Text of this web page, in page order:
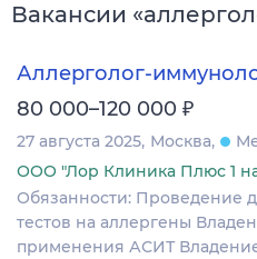
Вакансии «
Аллерголог-
80 000–120 000 ₽
27 августа 2025 Москва
ООО "Лор Клиника Плюс 1
Обязанности: Проведение
тестов на аллергены
применения АСИТ